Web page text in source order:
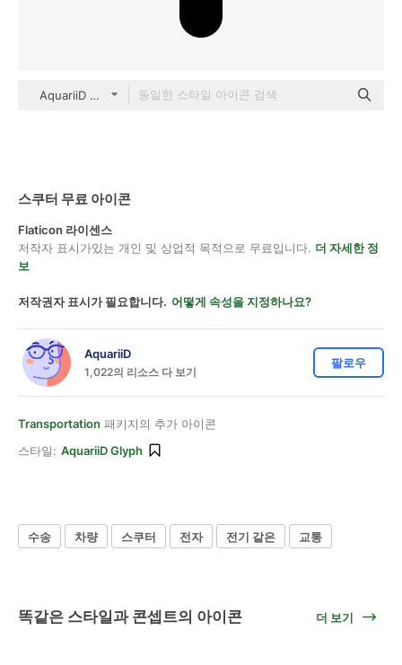
AquariiD Glyph
스쿠터 무료 아이콘
Flaticon 라이센스
저작자 표시가있는 개인 및 상업적 목적으로 무료입니다. 더 자세한 정
보
저작권자 표시가 필요합니다. 어떻게 속성을 지정하나요?
AquariiD
1,022의 리소스 다 보기
팔로우
Transportation 패키지의 추가 아이콘
스타일: AquariiD Glyph
수송 차량 스쿠터 전자 전기 같은 교통
똑같은 스타일과 콘셉트의 아이콘 더 보기